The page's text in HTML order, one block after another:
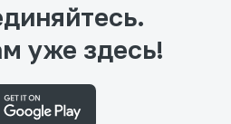
уже здесь!